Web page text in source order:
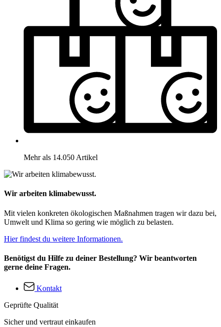
Mehr als 14.050 Artikel
Wir arbeiten klimabewusst.
Mit vielen konkreten ökologischen Maßnahmen tragen wir dazu bei,
Umwelt und Klima so gering wie möglich zu belasten.
Hier findest du weitere Informationen.
Benötigst du Hilfe zu deiner Bestellung? Wir beantworten
gerne deine Fragen.
Kontakt
Geprüfte Qualität
Sicher und vertraut einkaufen